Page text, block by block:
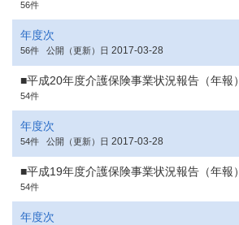
56件
年度次
56件 公開（更新）日 2017-03-28
■平成20年度介護保険事業状況報告（年報）
54件
年度次
54件 公開（更新）日 2017-03-28
■平成19年度介護保険事業状況報告（年報）
54件
年度次